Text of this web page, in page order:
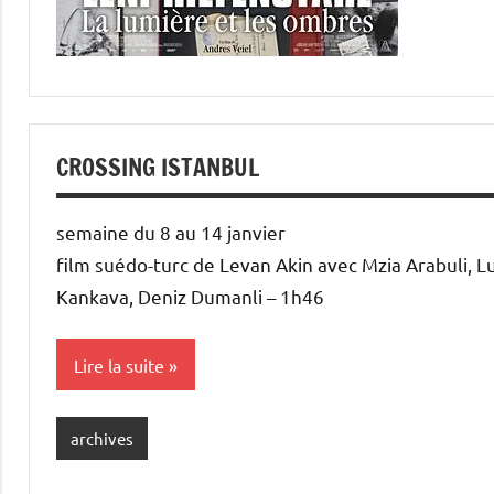
CROSSING ISTANBUL
semaine du 8 au 14 janvier
film suédo-turc de Levan Akin avec Mzia Arabuli,
Kankava, Deniz Dumanli – 1h46
Lire la suite
archives